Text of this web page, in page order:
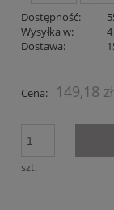
Dostępność:
Wysyłka w:
Dostawa:
Cena nie
Cena: 149,18 zł
szt.